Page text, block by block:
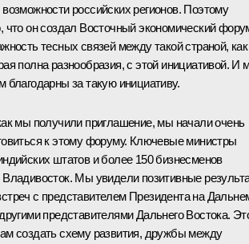
российских регионов. Поэтому
что он создал Восточный экономический
тесных связей между такой страной, как
полна разнообразия, с этой инициативой. И
благодарны за такую инициативу.
мы получили приглашение, мы начали очень
к этому форуму. Ключевые министры
штатов и более 150 бизнесменов
Владивосток. Мы увидели позитивные
с представителем Президента на
представителями Дальнего Востока.
создать схему развития, дружбы между